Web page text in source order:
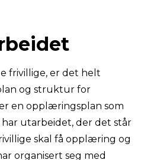
frivillige, er det helt
og struktur for
en opplæringsplan som
har utarbeidet, der det står
skal få opplæring og
organisert seg med